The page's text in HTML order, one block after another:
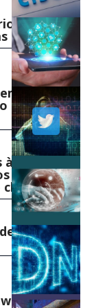
de sites
2020 foi
por crimes
à
Unidos
DNS e
e mil